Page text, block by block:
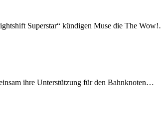
Superstar“ kündigen Muse die The
ihre Unterstützung für den Bahnknoten…